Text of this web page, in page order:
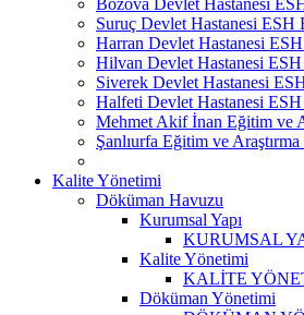
Suruç Devlet Hastanesi ESH
Harran Devlet Hastanesi
Hilvan Devlet Hastanesi
Siverek Devlet Hastanesi
Halfeti Devlet Hastanesi
Mehmet Akif İnan Eğitim ve
Şanlıurfa Eğitim ve
Kalite Yönetimi
Döküman Havuzu
Kurumsal Yapı
KURUMSAL
Kalite Yönetimi
KALİTE
Döküman Yönetimi